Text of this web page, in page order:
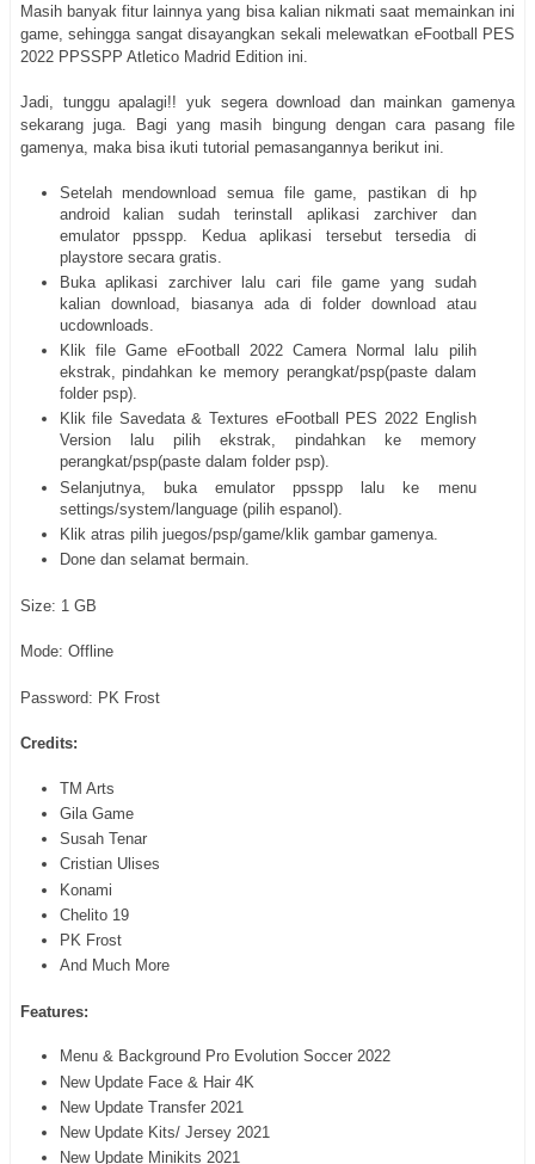
Masih banyak fitur lainnya yang bisa kalian nikmati saat memainkan ini
game, sehingga sangat disayangkan sekali melewatkan eFootball PES
2022 PPSSPP Atletico Madrid Edition ini.
Jadi, tunggu apalagi!! yuk segera download dan mainkan gamenya
sekarang juga. Bagi yang masih bingung dengan cara pasang file
gamenya, maka bisa ikuti tutorial pemasangannya berikut ini.
Setelah mendownload semua file game, pastikan di hp
android kalian sudah terinstall aplikasi zarchiver dan
emulator ppsspp. Kedua aplikasi tersebut tersedia di
playstore secara gratis.
Buka aplikasi zarchiver lalu cari file game yang sudah
kalian download, biasanya ada di folder download atau
ucdownloads.
Klik file Game eFootball 2022 Camera Normal lalu pilih
ekstrak, pindahkan ke memory perangkat/psp(paste dalam
folder psp).
Klik file Savedata & Textures eFootball PES 2022 English
Version lalu pilih ekstrak, pindahkan ke memory
perangkat/psp(paste dalam folder psp).
Selanjutnya, buka emulator ppsspp lalu ke menu
settings/system/language (pilih espanol).
Klik atras pilih juegos/psp/game/klik gambar gamenya.
Done dan selamat bermain.
Size: 1 GB
Mode: Offline
Password: PK Frost
Credits:
TM Arts
Gila Game
Susah Tenar
Cristian Ulises
Konami
Chelito 19
PK Frost
And Much More
Features:
Menu & Background Pro Evolution Soccer 2022
New Update Face & Hair 4K
New Update Transfer 2021
New Update Kits/ Jersey 2021
New Update Minikits 2021